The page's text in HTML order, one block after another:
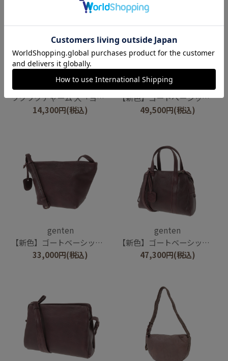
genten
ワクワクチャーム 犬「ヨークシャー・テリア」
14,300円(税込)
genten
【新色】ゴートベーシック ミドルトート
49,500円(税込)
genten
【新色】ゴートベーシック ミニショルダー
33,000円(税込)
genten
【新色】ゴートベーシック 2wayボストンバッグ
47,300円(税込)